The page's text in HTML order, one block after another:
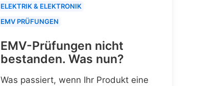
ELEKTRIK & ELEKTRONIK
EMV PRÜFUNGEN
EMV-Prüfungen nicht
bestanden. Was nun?
Was passiert, wenn Ihr Produkt eine